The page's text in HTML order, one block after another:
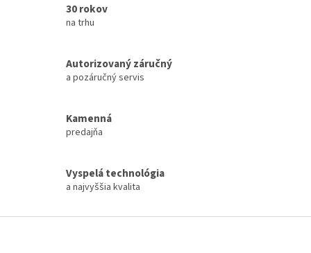
i
ý
p
30 rokov
na trhu
Autorizovaný záručný
a pozáručný servis
Kamenná
predajňa
Vyspelá technológia
a najvyššia kvalita